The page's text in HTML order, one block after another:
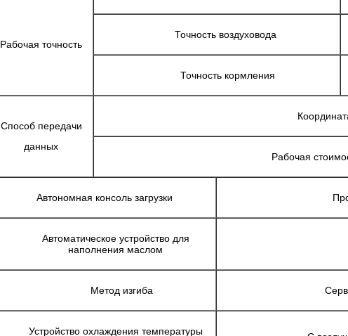
Рабочая точность
Точность воздуховода
Точность кормления
Способ передачи
данных
Рабочая
Автономная консоль загрузки
Автоматическое устройство для
наполнения маслом
Метод изгиба
Устройство охлаждения температуры